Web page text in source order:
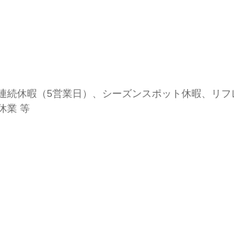
続休暇（5営業日）、シーズンスポット休暇、リ
業 等